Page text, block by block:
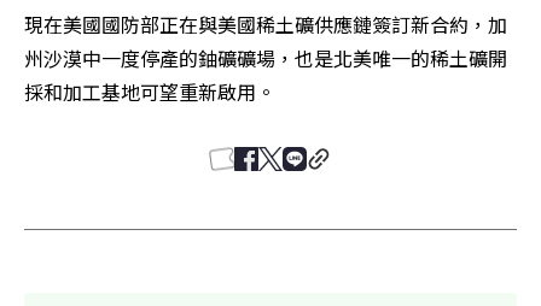
現在美國國防部正在與美國稀土礦供應鏈簽訂新合約，加
州沙漠中一度停產的鈾礦礦場，也是北美唯一的稀土礦開
採和加工基地可望重新啟用。